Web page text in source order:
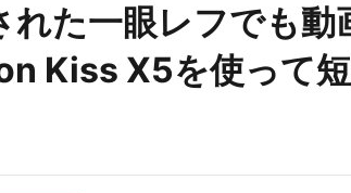
れた一眼レフでも動
Kiss X5を使って